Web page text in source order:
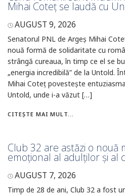
Mihai Coteț se laudă cu
AUGUST 9, 2026
Senatorul PNL de Argeș Mihai
nouă formă de solidaritate cu
strângă cureaua, în timp ce el se
„energia incredibilă” de la Untold.
Mihai Coteț povestește
Untold, unde i-a văzut […]
CITEȘTE MAI MULT...
Club 32 are astăzi o nouă
emoțional al adulților și al
AUGUST 7, 2026
Timp de 28 de ani, Club 32 a fost